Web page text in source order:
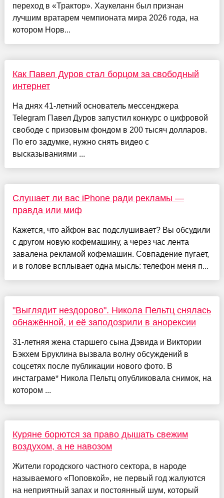
переход в «Трактор». Хаукеланн был признан
лучшим вратарем чемпионата мира 2026 года, на
котором Норв...
Как Павел Дуров стал борцом за свободный
интернет
На днях 41-летний основатель мессенджера
Telegram Павел Дуров запустил конкурс о цифровой
свободе с призовым фондом в 200 тысяч долларов.
По его задумке, нужно снять видео с
высказываниями ...
Слушает ли вас iPhone ради рекламы —
правда или миф
Кажется, что айфон вас подслушивает? Вы обсудили
с другом новую кофемашину, а через час лента
завалена рекламой кофемашин. Совпадение пугает,
и в голове всплывает одна мысль: телефон меня п...
"Выглядит нездорово". Никола Пельтц снялась
обнажённой, и её заподозрили в анорексии
31-летняя жена старшего сына Дэвида и Виктории
Бэкхем Бруклина вызвала волну обсуждений в
соцсетях после публикации нового фото. В
инстаграме* Никола Пельтц опубликовала снимок, на
котором ...
Куряне борются за право дышать свежим
воздухом, а не навозом
Жители городского частного сектора, в народе
называемого «Поповкой», не первый год жалуются
на неприятный запах и постоянный шум, который